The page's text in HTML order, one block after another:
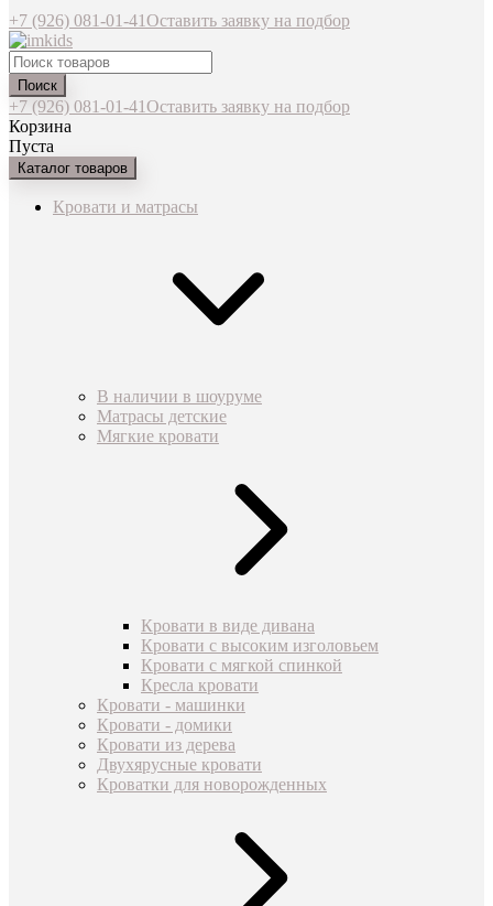
+7 (926) 081-01-41Оставить заявку на подбор
Поиск
+7 (926) 081-01-41Оставить заявку на подбор
Корзина
Пуста
Каталог товаров
Кровати и матрасы
В наличии в шоуруме
Матрасы детские
Мягкие кровати
Кровати в виде дивана
Кровати с высоким изголовьем
Кровати с мягкой спинкой
Кресла кровати
Кровати - машинки
Кровати - домики
Кровати из дерева
Двухярусные кровати
Кроватки для новорожденных